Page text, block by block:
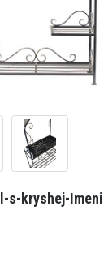
s-kryshej-